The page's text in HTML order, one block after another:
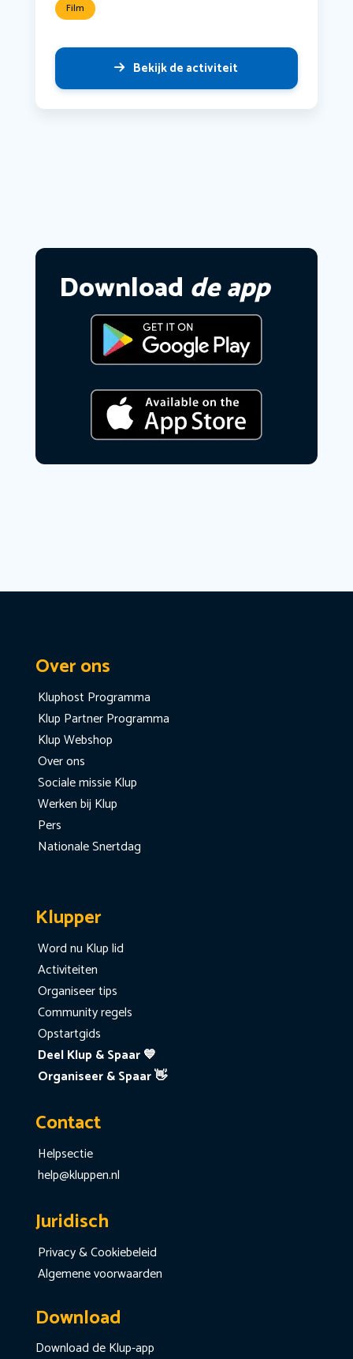
Film
Bekijk de activiteit
Download de app
Over ons
Kluphost Programma
Klup Partner Programma
Klup Webshop
Over ons
Sociale missie Klup
Werken bij Klup
Pers
Nationale Snertdag
Klupper
Word nu Klup lid
Activiteiten
Organiseer tips
Community regels
Opstartgids
Deel Klup & Spaar 💙
Organiseer & Spaar 👋
Contact
Helpsectie
help@kluppen.nl
Juridisch
Privacy & Cookiebeleid
Algemene voorwaarden
Download
Download de Klup-app